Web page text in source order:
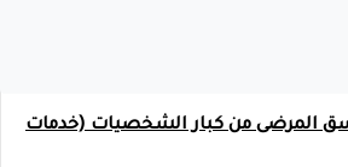
المرضى من كبار الشخصيات (خدمات